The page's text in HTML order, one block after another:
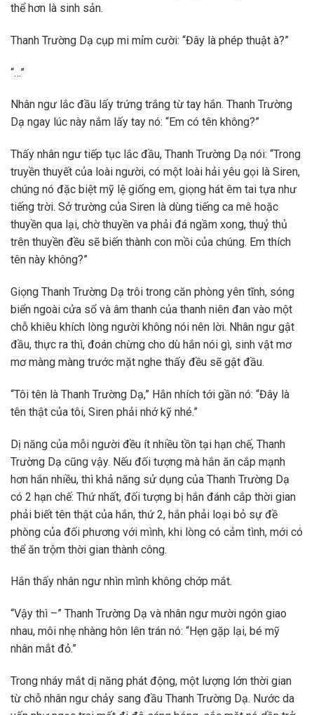
thể hơn là sinh sản.
Thanh Trường Dạ cụp mi mỉm cười: “Đây là phép thuật à?”
“…”
Nhân ngư lắc đầu lấy trứng trắng từ tay hắn. Thanh Trường
Dạ ngay lúc này nắm lấy tay nó: “Em có tên không?”
Thấy nhân ngư tiếp tục lắc đầu, Thanh Trường Dạ nói: “Trong
truyền thuyết của loài người, có một loài hải yêu gọi là Siren,
chúng nó đặc biệt mỹ lệ giống em, giọng hát êm tai tựa như
tiếng trời. Sở trường của Siren là dùng tiếng ca mê hoặc
thuyền qua lại, chờ thuyền va phải đá ngầm xong, thuỷ thủ
trên thuyền đều sẽ biến thành con mồi của chúng. Em thích
tên này không?”
Giọng Thanh Trường Dạ trôi trong căn phòng yên tĩnh, sóng
biển ngoài cửa sổ và âm thanh của thanh niên đan vào một
chỗ khiêu khích lòng người không nói nên lời. Nhân ngư gật
đầu, thực ra thì, đoán chừng cho dù hắn nói gì, sinh vật mơ
mơ màng màng trước mặt nghe thấy đều sẽ gật đầu.
“Tôi tên là Thanh Trường Dạ,” Hắn nhích tới gần nó: “Đây là
tên thật của tôi, Siren phải nhớ kỹ nhé.”
Dị năng của mỗi người đều ít nhiều tồn tại hạn chế, Thanh
Trường Dạ cũng vậy. Nếu đối tượng mà hắn ăn cắp mạnh
hơn hắn nhiều, thì khả năng sử dụng của Thanh Trường Dạ
có 2 hạn chế: Thứ nhất, đối tượng bị hắn đánh cắp thời gian
phải biết tên thật của hắn, thứ 2, hắn phải loại bỏ sự đề
phòng của đối phương với mình, khi lòng có cảm tình, mới có
thể ăn trộm thời gian thành công.
Hắn thấy nhân ngư nhìn mình không chớp mắt.
“Vậy thì –” Thanh Trường Dạ và nhân ngư mười ngón giao
nhau, môi nhẹ nhàng hôn lên trán nó: “Hẹn gặp lại, bé mỹ
nhân mắt đỏ.”
Trong nháy mắt dị năng phát động, một lượng lớn thời gian
từ chỗ nhân ngư chảy sang đầu Thanh Trường Dạ. Nước da